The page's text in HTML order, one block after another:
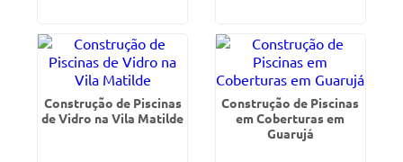
Construção de Piscinas
de Vidro na Vila Matilde
Construção de Piscinas
em Coberturas em
Guarujá